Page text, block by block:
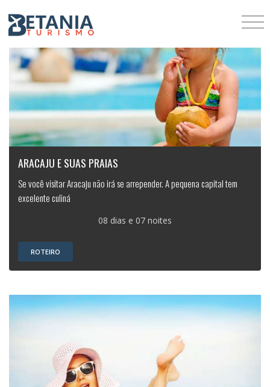
ARACAJU E SUAS PRAIAS
Se você visitar Aracaju não irá se arrepender. A pequena capital tem
excelente culiná
08 dias e 07 noites
ROTEIRO